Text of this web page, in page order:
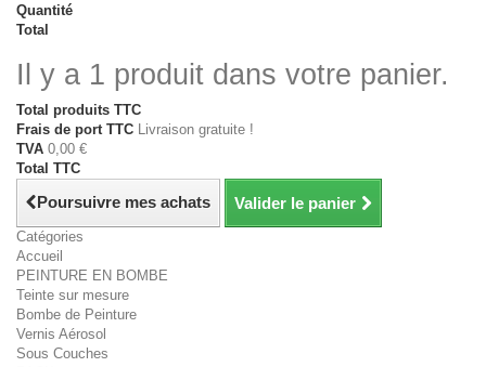
Quantité
Total
Il y a 1 produit dans votre panier.
Total produits TTC
Frais de port TTC Livraison gratuite !
TVA 0,00 €
Total TTC
Poursuivre mes achats Valider le panier
Catégories
Accueil
PEINTURE EN BOMBE
Teinte sur mesure
Bombe de Peinture
Vernis Aérosol
Sous Couches